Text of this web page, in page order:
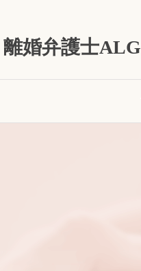
離婚弁護士ALG